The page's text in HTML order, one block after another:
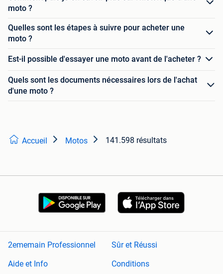
moto ?
Quelles sont les étapes à suivre pour acheter une
moto ?
Est-il possible d'essayer une moto avant de l'acheter ?
Quels sont les documents nécessaires lors de l'achat
d'une moto ?
Accueil Motos 141.598 résultats
2ememain Professionnel
Sûr et Réussi
Aide et Info
Conditions